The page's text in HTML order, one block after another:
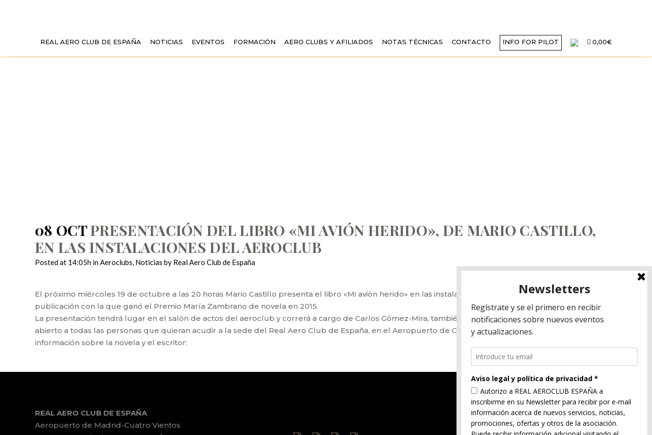
REAL AERO CLUB DE ESPAÑA NOTICIAS EVENTOS FORMACIÓN AERO CLUBS Y AFILIADOS NOTAS TÉCNICAS CONTACTO INFO FOR PILOT 0,00€
08 OCTPRESENTACIÓN DEL LIBRO «MI AVIÓN HERIDO», DE MARIO CASTILLO,
EN LAS INSTALACIONES DEL AEROCLUB
Posted at 14:05h inAeroclubs, Noticias by Real Aero Club de España
El próximo miércoles 19 de octubre a las 20 horas Mario Castillo presenta el libro «Mi avión herido» en las instalaciones del Real Aero Club de España,
publicación con la que ganó el Premio María Zambrano de novela en 2015.
La presentación tendrá lugar en el salón de actos del aeroclub y correrá a cargo de Carlos Gómez-Mira, también piloto y escritor. Este evento está
abierto a todas las personas que quieran acudir a la sede del Real Aero Club de España, en el Aeropuerto de Cuatro Vientos en Madrid. Para más
información sobre la novela y el escritor:
REAL AERO CLUB DE ESPAÑA
Aeropuerto de Madrid-Cuatro Vientos
Aviso legal
Política de privacidad